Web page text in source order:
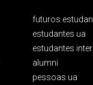
futuros
estudantes ua
estudantes
alumni
pessoas ua